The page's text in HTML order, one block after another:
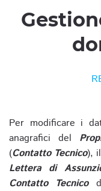
Per modificare i
anagrafici del
(Contatto Tecnico), il
Lettera di
Contatto Tecnico